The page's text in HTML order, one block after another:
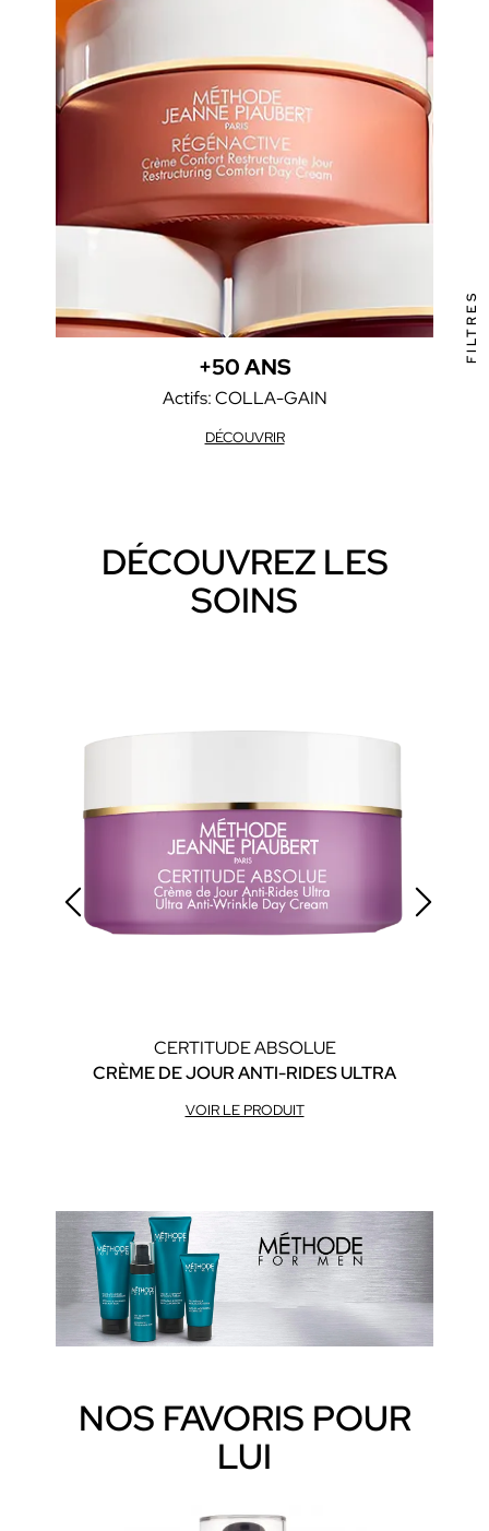
+50 ANS
Actifs: COLLA-GAIN
DÉCOUVRIR
DÉCOUVREZ LES
SOINS
CERTITUDE ABSOLUE
CRÈME DE JOUR ANTI-RIDES ULTRA
VOIR LE PRODUIT
NOS FAVORIS POUR
LUI
FILTRES